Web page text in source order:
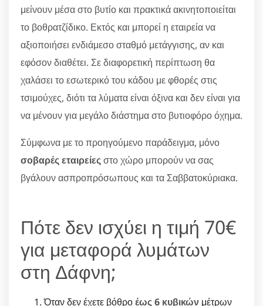
μείνουν μέσα στο βυτίο και πρακτικά ακινητοποιείται
το βοθρατζίδικο. Εκτός και μπορεί η εταιρεία να
αξιοποιήσει ενδιάμεσο σταθμό μετάγγισης, αν και
εφόσον διαθέτει. Σε διαφορετική περίπτωση θα
χαλάσει το εσωτερικό του κάδου με φθορές στις
τσιμούχες, διότι τα λύματα είναι όξινα και δεν είναι για
να μένουν για μεγάλο διάστημα στο βυτιοφόρο όχημα.
Σύμφωνα με το προηγούμενο παράδειγμα, μόνο
σοβαρές εταιρείεςστο χώρο μπορούν να σας
βγάλουν ασπροπρόσωπους και τα Σαββατοκύριακα.
Πότε δεν ισχύει η τιμή 70€
για μεταφορά λυμάτων
στη Δάφνη;
Όταν δεν έχετε βόθροέως 6 κυβικών μέτρων